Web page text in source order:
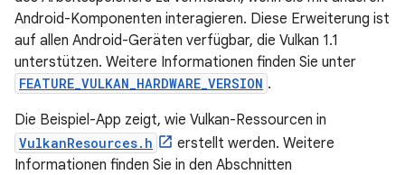
Android-Komponenten interagieren. Diese Erweiterung ist
auf allen Android-Geräten verfügbar, die Vulkan 1.1
unterstützen. Weitere Informationen finden Sie unter
FEATURE_VULKAN_HARDWARE_VERSION .
Die Beispiel-App zeigt, wie Vulkan-Ressourcen in
VulkanResources.h
erstellt werden. Weitere
Informationen finden Sie in den Abschnitten